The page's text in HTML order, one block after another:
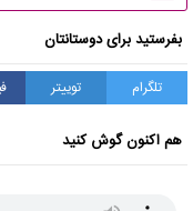
بفرستید برای دوستانتان
تلگرام توییتر
هم اکنون گوش کنید